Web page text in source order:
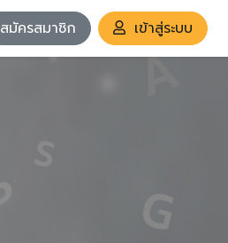
สมัครสมาชิก เข้าสู่ระบบ